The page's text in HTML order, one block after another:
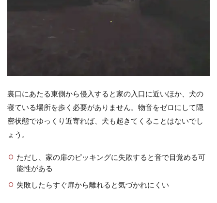
裏口にあたる東側から侵入すると家の入口に近いほか、犬の
寝ている場所を歩く必要がありません。物音をゼロにして隠
密状態でゆっくり近寄れば、犬も起きてくることはないでし
ょう。
ただし、家の扉のピッキングに失敗すると音で目覚める可
能性がある
失敗したらすぐ扉から離れると気づかれにくい